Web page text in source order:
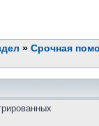
» Срочная